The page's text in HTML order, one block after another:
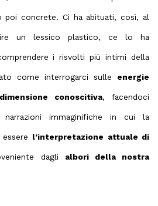
poi concrete. Ci ha abituati, così, al
un lessico plastico, ce lo ha
i risvolti più intimi della
come interrogarci sulle energie
conoscitiva, facendoci
narrazioni immaginifiche in cui la
l’interpretazione attuale di
dagli albori della nostra